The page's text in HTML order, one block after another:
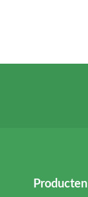
Producten